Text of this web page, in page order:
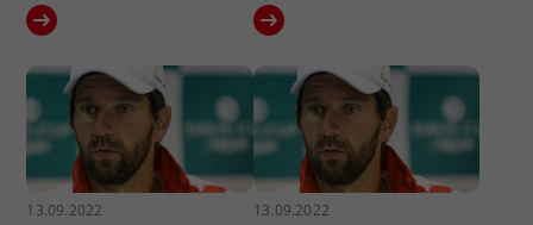
13.09.2022 13.09.2022